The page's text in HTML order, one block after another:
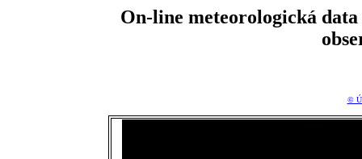
On-line meteorologická
©